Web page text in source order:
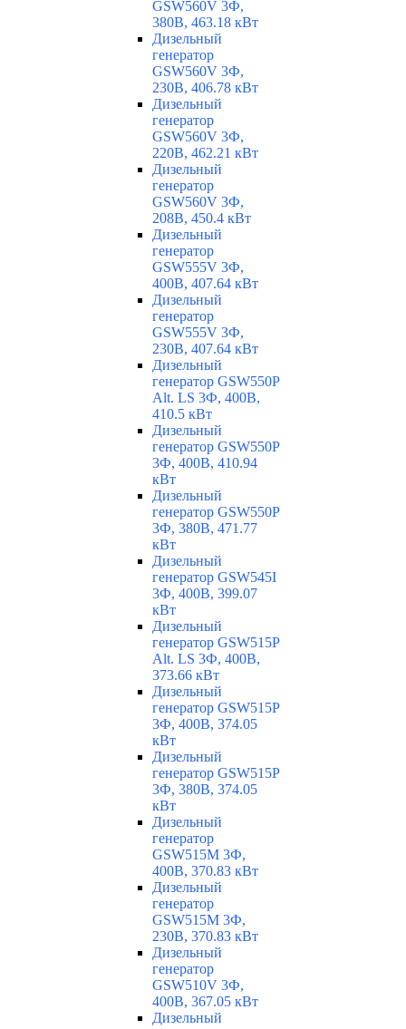
GSW560V 3Ф,
380В, 463.18 кВт
Дизельный
генератор
GSW560V 3Ф,
230В, 406.78 кВт
Дизельный
генератор
GSW560V 3Ф,
220В, 462.21 кВт
Дизельный
генератор
GSW560V 3Ф,
208В, 450.4 кВт
Дизельный
генератор
GSW555V 3Ф,
400В, 407.64 кВт
Дизельный
генератор
GSW555V 3Ф,
230В, 407.64 кВт
Дизельный
генератор GSW550P
Alt. LS 3Ф, 400В,
410.5 кВт
Дизельный
генератор GSW550P
3Ф, 400В, 410.94
кВт
Дизельный
генератор GSW550P
3Ф, 380В, 471.77
кВт
Дизельный
генератор GSW545I
3Ф, 400В, 399.07
кВт
Дизельный
генератор GSW515P
Alt. LS 3Ф, 400В,
373.66 кВт
Дизельный
генератор GSW515P
3Ф, 400В, 374.05
кВт
Дизельный
генератор GSW515P
3Ф, 380В, 374.05
кВт
Дизельный
генератор
GSW515M 3Ф,
400В, 370.83 кВт
Дизельный
генератор
GSW515M 3Ф,
230В, 370.83 кВт
Дизельный
генератор
GSW510V 3Ф,
400В, 367.05 кВт
Дизельный